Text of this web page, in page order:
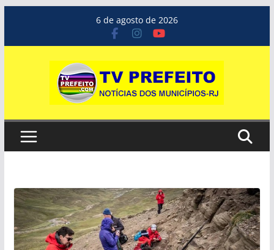
o
6 de agosto de 2026